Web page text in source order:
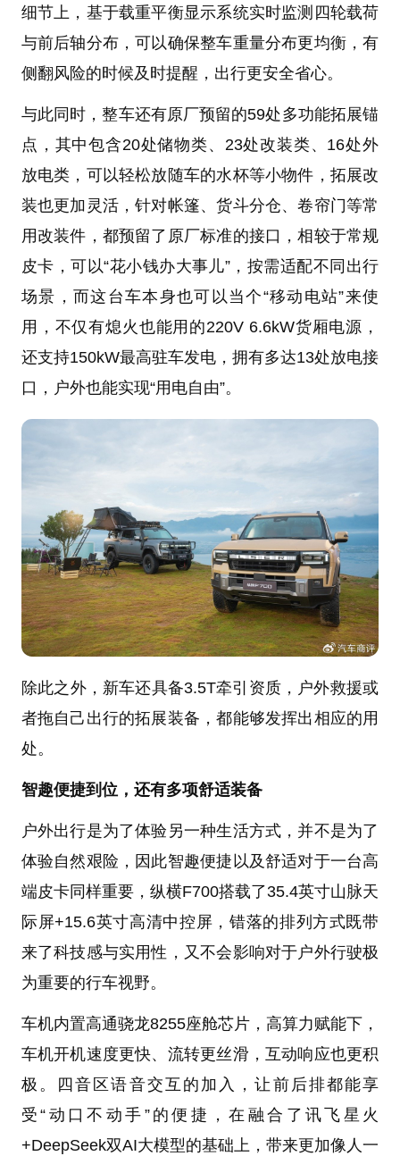
细节上，基于载重平衡显示系统实时监测四轮载荷
与前后轴分布，可以确保整车重量分布更均衡，有
侧翻风险的时候及时提醒，出行更安全省心。
与此同时，整车还有原厂预留的59处多功能拓展锚
点，其中包含20处储物类、23处改装类、16处外
放电类，可以轻松放随车的水杯等小物件，拓展改
装也更加灵活，针对帐篷、货斗分仓、卷帘门等常
用改装件，都预留了原厂标准的接口，相较于常规
皮卡，可以“花小钱办大事儿”，按需适配不同出行
场景，而这台车本身也可以当个“移动电站”来使
用，不仅有熄火也能用的220V 6.6kW货厢电源，
还支持150kW最高驻车发电，拥有多达13处放电接
口，户外也能实现“用电自由”。
除此之外，新车还具备3.5T牵引资质，户外救援或
者拖自己出行的拓展装备，都能够发挥出相应的用
处。
智趣便捷到位，还有多项舒适装备
户外出行是为了体验另一种生活方式，并不是为了
体验自然艰险，因此智趣便捷以及舒适对于一台高
端皮卡同样重要，纵横F700搭载了35.4英寸山脉天
际屏+15.6英寸高清中控屏，错落的排列方式既带
来了科技感与实用性，又不会影响对于户外行驶极
为重要的行车视野。
车机内置高通骁龙8255座舱芯片，高算力赋能下，
车机开机速度更快、流转更丝滑，互动响应也更积
极。四音区语音交互的加入，让前后排都能享
受“动口不动手”的便捷，在融合了讯飞星火
+DeepSeek双AI大模型的基础上，带来更加像人一